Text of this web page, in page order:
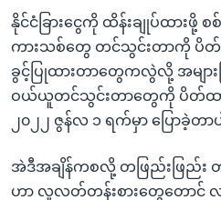
နိုင်ငံခြားငွေကို ထိန်းချုပ်ထားဖို့
ကားသစ်တွေ တင်သွင်းတာကို ပိတ်
ခွင့်ပြုထားတာတွေကလွဲလို့ အမျာ
ဝယ်ယူတင်သွင်းတာတွေကို ပိတ်ထ
၂၀၂၂ ဇွန်လ ၁ ရက်မှာ ပြောခဲ့တာပ
အဲဒီအချိန်ကစလို့ တဖြည်းဖြည်း
ဟာ လူလတ်တန်းစားတွေတောင်